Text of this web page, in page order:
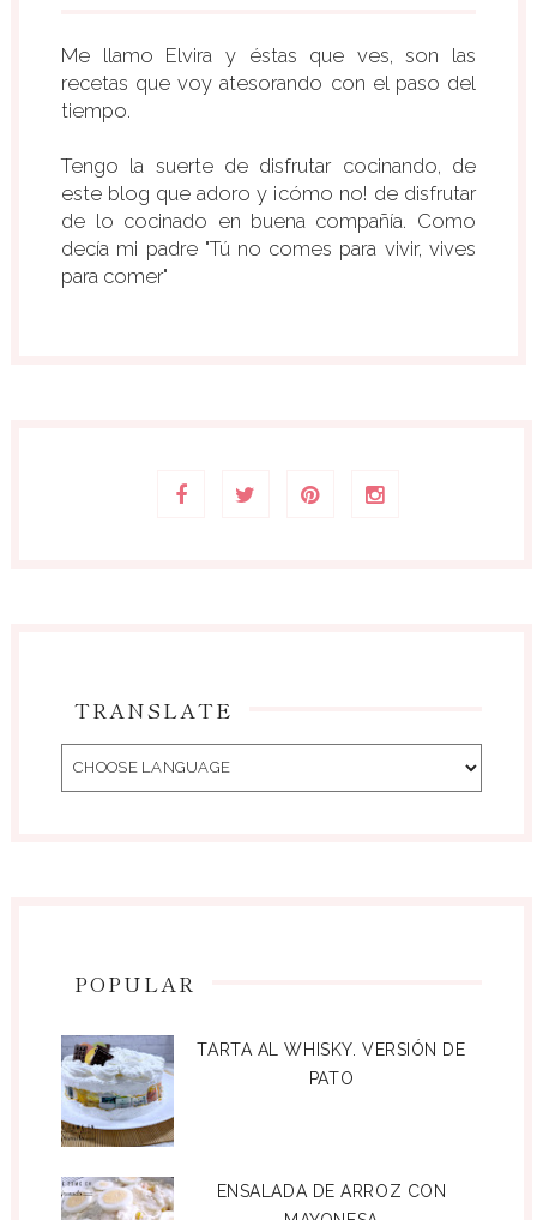
Me llamo Elvira y éstas que ves, son las
recetas que voy atesorando con el paso del
tiempo.
Tengo la suerte de disfrutar cocinando, de
este blog que adoro y ¡cómo no! de disfrutar
de lo cocinado en buena compañía. Como
decía mi padre "Tú no comes para vivir, vives
para comer"
TRANSLATE
POPULAR
TARTA AL WHISKY. VERSIÓN DE
PATO
ENSALADA DE ARROZ CON